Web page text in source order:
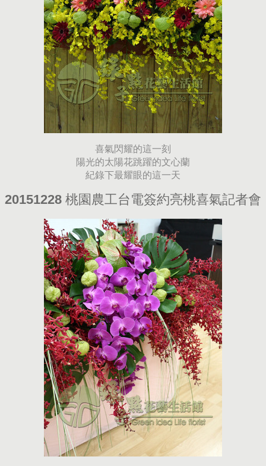
喜氣閃耀的這一刻
陽光的太陽花跳躍的文心蘭
紀錄下最耀眼的這一天
20151228 桃園農工台電簽約亮桃喜氣記者會